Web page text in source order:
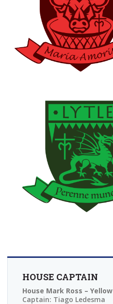
HOUSE CAPTAIN
House Mark Ross – Yellow
Captain: Tiago Ledesma